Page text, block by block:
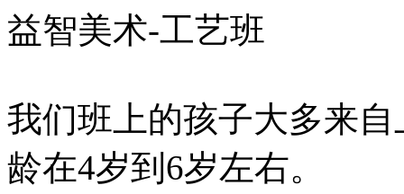
益智美术-工艺班
我们班上的孩子大多来
龄在4岁到6岁左右。